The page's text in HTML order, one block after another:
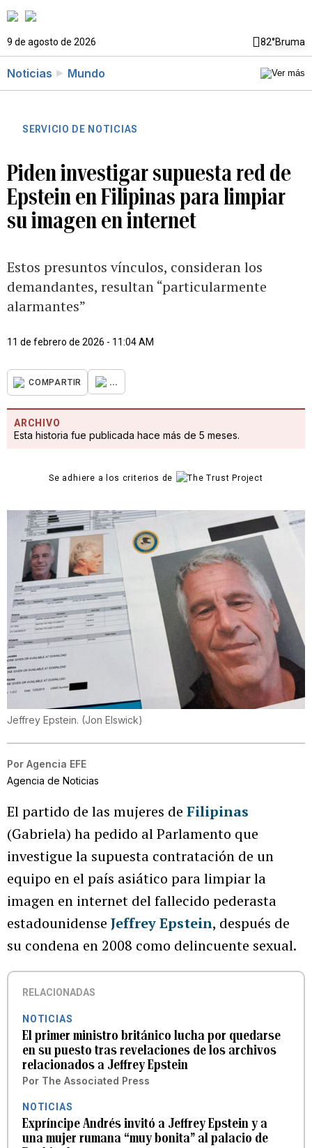
9 de agosto de 2026 82°Bruma
Noticias Mundo
SERVICIO DE NOTICIAS
Piden investigar supuesta red de
Epstein en Filipinas para limpiar
su imagen en internet
Estos presuntos vínculos, consideran los
demandantes, resultan “particularmente
alarmantes”
11 de febrero de 2026 - 11:04 AM
COMPARTIR ...
ARCHIVO
Esta historia fue publicada hace más de 5 meses.
Se adhiere a los criterios de
Jeffrey Epstein. (Jon Elswick)
Por Agencia EFE
Agencia de Noticias
El partido de las mujeres de Filipinas
(Gabriela) ha pedido al Parlamento que
investigue la supuesta contratación de un
equipo en el país asiático para limpiar la
imagen en internet del fallecido pederasta
estadounidense Jeffrey Epstein, después de
su condena en 2008 como delincuente sexual.
RELACIONADAS
NOTICIAS
El primer ministro británico lucha por quedarse
en su puesto tras revelaciones de los archivos
relacionados a Jeffrey Epstein
Por The Associated Press
NOTICIAS
Expríncipe Andrés invitó a Jeffrey Epstein y a
una mujer rumana “muy bonita” al palacio de